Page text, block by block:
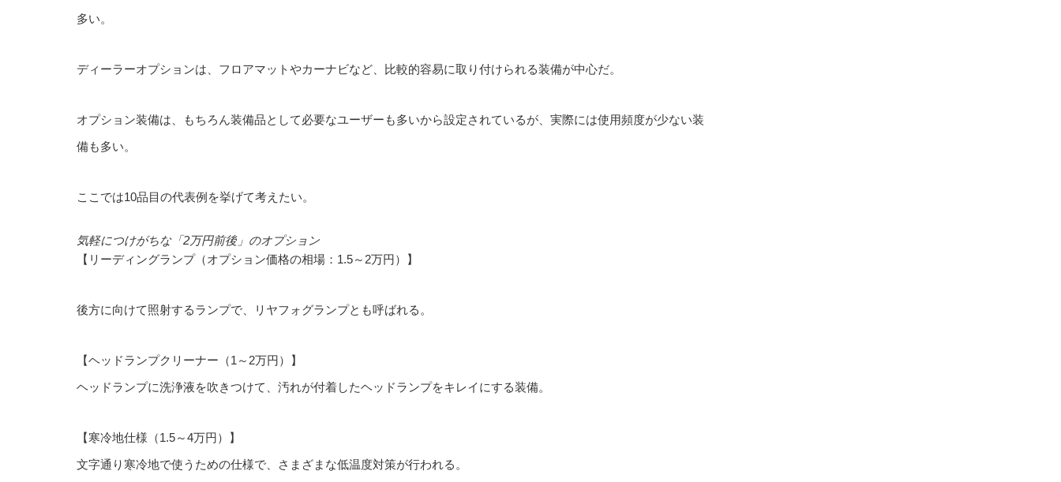
多い。
ディーラーオプションは、フロアマットやカーナビなど、比較的容易に取り付けられる装備が中心だ。
オプション装備は、もちろん装備品として必要なユーザーも多いから設定されているが、実際には使用頻度が少ない装
備も多い。
ここでは10品目の代表例を挙げて考えたい。
気軽につけがちな「2万円前後」のオプション
【リーディングランプ（オプション価格の相場：1.5～2万円）】
後方に向けて照射するランプで、リヤフォグランプとも呼ばれる。
【ヘッドランプクリーナー（1～2万円）】
ヘッドランプに洗浄液を吹きつけて、汚れが付着したヘッドランプをキレイにする装備。
【寒冷地仕様（1.5～4万円）】
文字通り寒冷地で使うための仕様で、さまざまな低温度対策が行われる。